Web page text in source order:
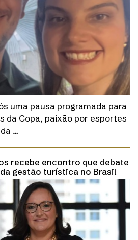
uma pausa programada para
da Copa, paixão por esportes
…
recebe encontro que debate
gestão turística no Brasil